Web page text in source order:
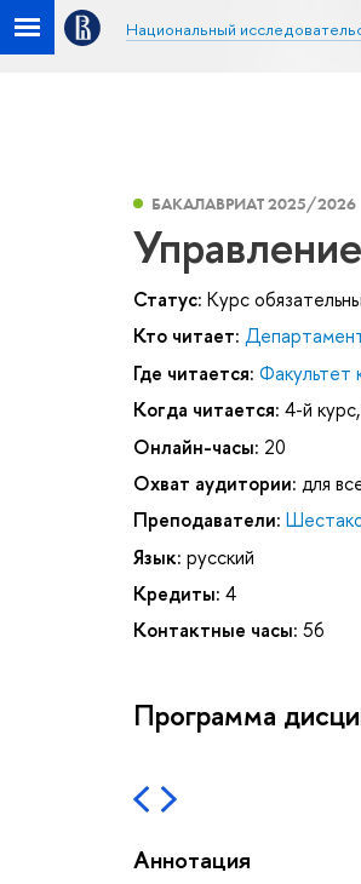
Национальный
БАКАЛАВРИАТ 2025/2026
Статус: Курс
Кто читает:
Где читается: Факультет
Когда читается: 4-й
Онлайн-часы: 20
Охват аудитории: для
Преподаватели:
Язык: русский
Кредиты: 4
Контактные часы: 56
Программа
Аннотация